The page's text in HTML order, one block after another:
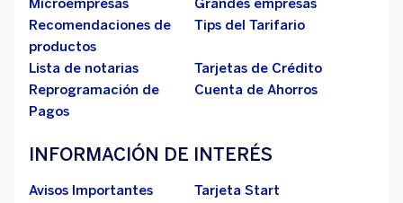
Microempresas
Grandes empresas
Recomendaciones de
productos
Tips del Tarifario
Lista de notarias
Tarjetas de Crédito
Reprogramación de
Pagos
Cuenta de Ahorros
INFORMACIÓN DE INTERÉS
Avisos Importantes
Tarjeta Start